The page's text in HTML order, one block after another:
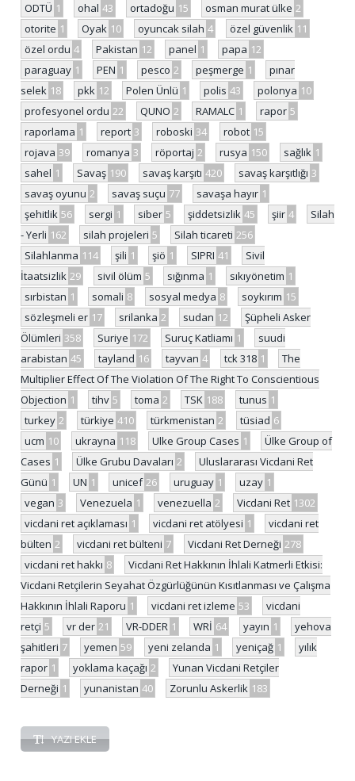
ODTÜ 1 ohal 43 ortadoğu 15 osman murat ülke 2
otorite 1 Oyak 10 oyuncak silah 4 özel güvenlik 11
özel ordu 4 Pakistan 12 panel 1 papa 12
paraguay 1 PEN 1 pesco 2 peşmerge 1
pınar
selek 18 pkk 12 Polen Ünlü 1 polis 43 polonya 10
profesyonel ordu 22 QUNO 2 RAMALC 1 rapor 5
raporlama 1 report 3 roboski 34 robot 15
rojava 39 romanya 3 röportaj 2 rusya 150 sağlık 1
sahel 1 Savaş 190 savaş karşıtı 420 savaş karşıtlığı 3
savaş oyunu 2 savaş suçu 77 savaşa hayır 1
şehitlik 56 sergi 1 siber 5 şiddetsizlik 45 şiir 4
Silah
- Yerli 162 silah projeleri 5 Silah ticareti 256
Silahlanma 114 şili 1 şiö 1 SIPRI 41
Sivil
İtaatsizlik 29 sivil ölüm 5 sığınma 1 sıkıyönetim 1
sırbistan 1 somali 8 sosyal medya 8 soykırım 15
sözleşmeli er 17 srilanka 2 sudan 12
Şüpheli Asker
Ölümleri 358 Suriye 172 Suruç Katliamı 1
suudi
arabistan 45 tayland 16 tayvan 4 tck 318 1
The
Multiplier Effect Of The Violation Of The Right To Conscientious
Objection 1 tihv 5 toma 2 TSK 188 tunus 1
turkey 2 türkiye 410 türkmenistan 2 tüsiad 6
ucm 10 ukrayna 118 Ulke Group Cases 1
Ülke Group of
Cases 1 Ülke Grubu Davaları 2
Uluslararası Vicdani Ret
Günü 1 UN 1 unicef 26 uruguay 1 uzay 1
vegan 3 Venezuela 1 venezuella 2 Vicdani Ret 1302
vicdani ret açıklaması 1 vicdani ret atölyesi 1
vicdani ret
bülten 2 vicdani ret bülteni 7 Vicdani Ret Derneği 278
vicdani ret hakkı 8
Vicdani Ret Hakkının İhlali Katmerli Etkisi:
Vicdani Retçilerin Seyahat Özgürlüğünün Kısıtlanması ve Çalışma
Hakkının İhlali Raporu 1 vicdani ret izleme 53
vicdani
retçi 5 vr der 21 VR-DDER 1 WRİ 64 yayın 1
yehova
şahitleri 7 yemen 59 yeni zelanda 1 yeniçağ 1
yılık
rapor 1 yoklama kaçağı 2
Yunan Vicdani Retçiler
Derneği 1 yunanistan 40 Zorunlu Askerlik 183
YAZI EKLE